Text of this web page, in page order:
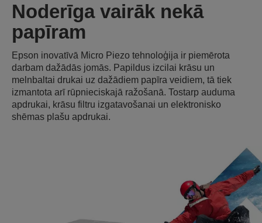
Noderīga vairāk nekā
papīram
Epson inovatīvā Micro Piezo tehnoloģija ir piemērota
darbam dažādās jomās. Papildus izcilai krāsu un
melnbaltai drukai uz dažādiem papīra veidiem, tā tiek
izmantota arī rūpnieciskajā ražošanā. Tostarp auduma
apdrukai, krāsu filtru izgatavošanai un elektronisko
shēmas plašu apdrukai.